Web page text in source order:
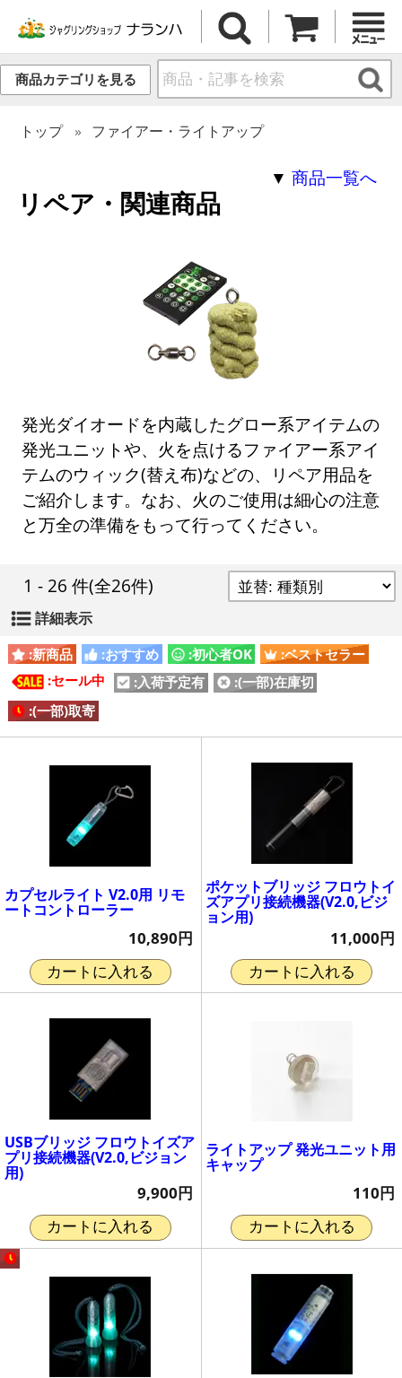
商品カテゴリを見る
トップ ファイアー・ライトアップ
リペア・関連商品
▼商品一覧へ
発光ダイオードを内蔵したグロー系アイテムの
発光ユニットや、火を点けるファイアー系アイ
テムのウィック(替え布)などの、リペア用品を
ご紹介します。なお、火のご使用は細心の注意
と万全の準備をもって行ってください。
1 - 26 件(全26件)
詳細表示
:新商品 :おすすめ :初心者OK
:ベストセラー
:セール中
:入荷予定有
:(一部)在庫切
:(一部)取寄
カプセルライト V2.0用 リモ
ートコントローラー
10,890円
カートに入れる
ポケットブリッジ フロウトイ
ズアプリ接続機器(V2.0,ビジ
ョン用)
11,000円
カートに入れる
USBブリッジ フロウトイズア
プリ接続機器(V2.0,ビジョン
用)
9,900円
カートに入れる
ライトアップ 発光ユニット用
キャップ
110円
カートに入れる